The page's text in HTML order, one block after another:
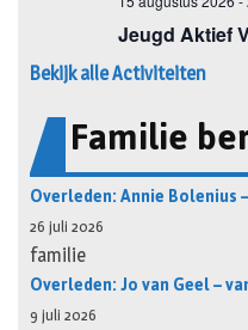
Bekijk alle Activiteiten
Familie
Overleden: Annie Bolenius
26 juli 2026
familie
Overleden: Jo van Geel –
9 juli 2026